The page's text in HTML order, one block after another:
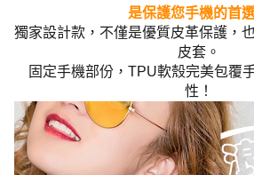
是保護您手機的首
獨家設計款，不僅是優質皮革保護，
皮套。
固定手機部份，TPU軟殼完美包覆
性！